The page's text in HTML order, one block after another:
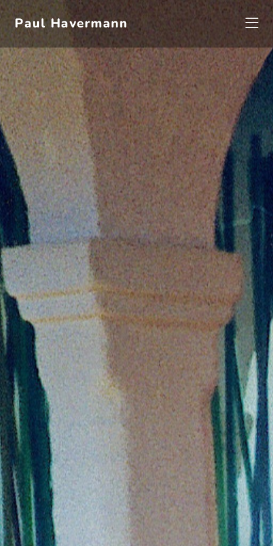
Paul Havermann